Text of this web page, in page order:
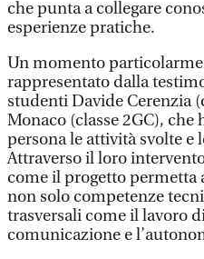
che punta a collegare
esperienze pratiche.
Un momento
rappresentato dalla
studenti Davide Cerenzia
Monaco (classe 2GC),
persona le attività svolte e
Attraverso il loro
come il progetto
non solo competenze
trasversali come il lavoro
comunicazione e